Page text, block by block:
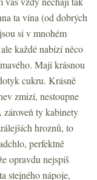
ta vína (od dobrých
si v mnohém
každé nabízí něco
Mají krásnou
cukru. Krásně
zmizí, nestoupne
ty kabinety
hroznů, to
perfektně
opravdu nejspíš
stejného nápoje,